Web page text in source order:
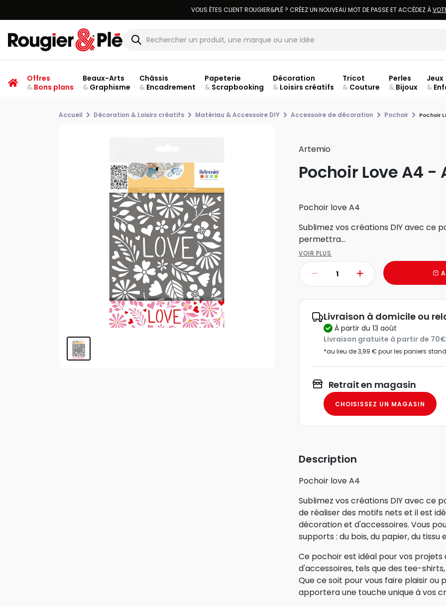
VOUS ÊTES CLIENT ROUGIER&PLÉ ? CRÉEZ UN NOUVEAU MOT DE PASSE ET ACCÉDEZ À
Offres
&Bons plans
Beaux-Arts
&Graphisme
Châssis
&Encadrement
Papeterie
&Scrapbooking
Décoration
&Loisirs créatifs
Tricot
& Couture
Perles
& Bijoux
Jeux
&
Accueil Décoration & Loisirs créatifs Matériau & Accessoire DIY Accessoire de décoration Pochoir Pochoir
Artemio
Pochoir Love A4 -
Pochoir love A4
Sublimez vos créations DIY avec ce
permettra...
VOIR PLUS
Livraison à domicile ou
à partir du 13 août
Livraison gratuite à partir de
*au lieu de 3,99 € pour les paniers
Retrait en magasin
CHOISISSEZ UN MAGASIN
Description
Pochoir love A4
Sublimez vos créations DIY avec ce
de réaliser des motifs nets et il est
décoration et d'accessoires. Vous
supports : du bois, du papier, du tissu
Ce pochoir est idéal pour vos
d'accessoires, tels que des tee-
Que ce soit pour vous faire plaisir ou
apportera une touche unique à vos